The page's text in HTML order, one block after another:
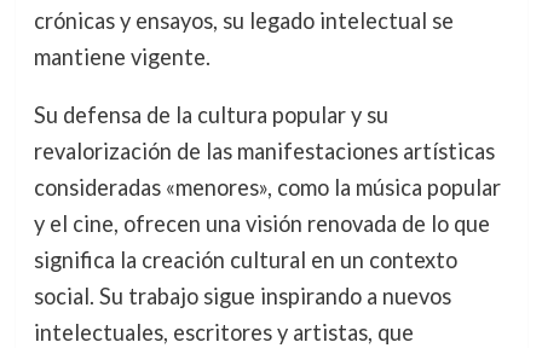
crónicas y ensayos, su legado intelectual se
mantiene vigente.
Su defensa de la cultura popular y su
revalorización de las manifestaciones artísticas
consideradas «menores», como la música popular
y el cine, ofrecen una visión renovada de lo que
significa la creación cultural en un contexto
social. Su trabajo sigue inspirando a nuevos
intelectuales, escritores y artistas, que